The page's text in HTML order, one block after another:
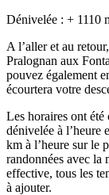
Dénivelée : + 1110
A l’aller et au
Pralognan aux
pouvez également
écourtera votre
Les horaires ont
dénivelée à l’heure
km à l’heure sur le
randonnées avec la
effective, tous les
à ajouter.